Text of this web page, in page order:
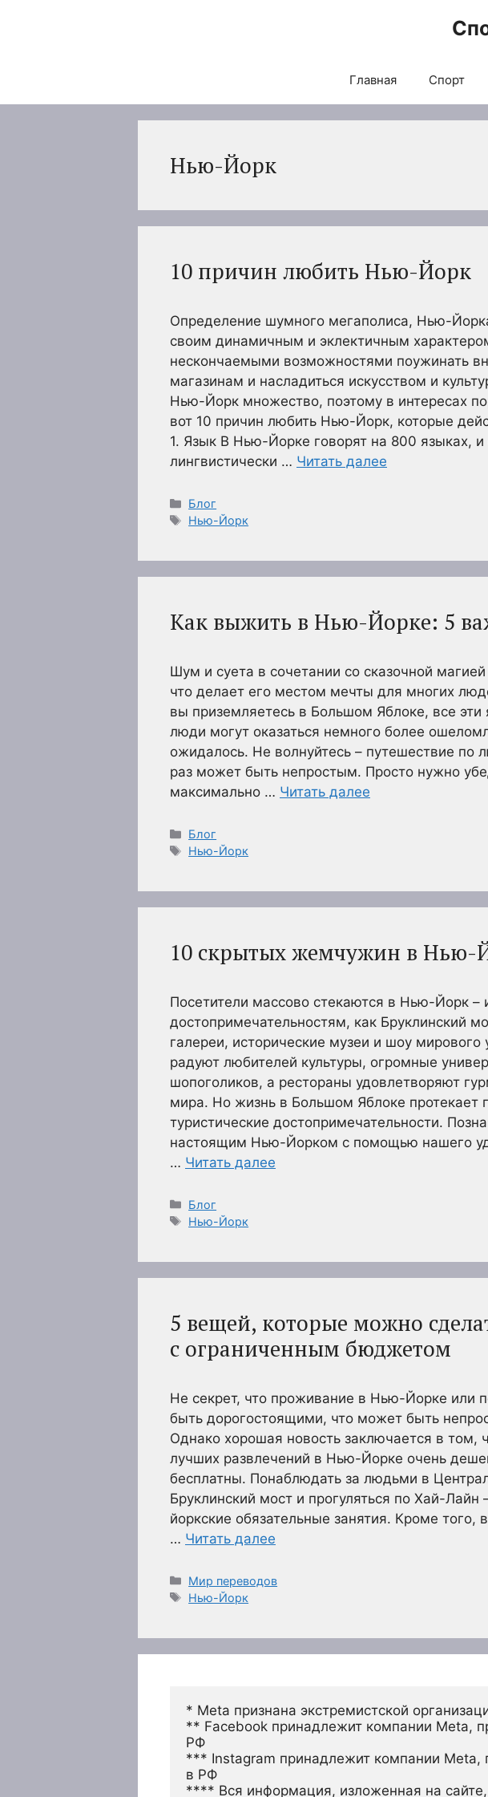
Главная Спорт
Нью-Йорк
10 причин любить Нью-Йорк
Определение шумного мегаполиса, Нью-
своим динамичным и эклектичным
нескончаемыми возможностями поужинать
магазинам и насладиться искусством и
Нью-Йорк множество, поэтому в интересах
вот 10 причин любить Нью-Йорк, которые
1. Язык В Нью-Йорке говорят на 800 языках,
лингвистически … Читать далее
Рубрики
Блог
Метки
Нью-Йорк
Как выжить в Нью-Йорке: 5
Шум и суета в сочетании со сказочной
что делает его местом мечты для многих
вы приземляетесь в Большом Яблоке, все эти
люди могут оказаться немного более
ожидалось. Не волнуйтесь – путешествие по
раз может быть непростым. Просто нужно
максимально … Читать далее
Рубрики
Блог
Метки
Нью-Йорк
10 скрытых жемчужин в Нью-
Посетители массово стекаются в Нью-Йорк –
достопримечательностям, как Бруклинский
галереи, исторические музеи и шоу мирового
радуют любителей культуры, огромные
шопоголиков, а рестораны удовлетворяют
мира. Но жизнь в Большом Яблоке протекает
туристические достопримечательности.
настоящим Нью-Йорком с помощью нашего
… Читать далее
Рубрики
Блог
Метки
Нью-Йорк
5 вещей, которые можно
с ограниченным бюджетом
Не секрет, что проживание в Нью-Йорке или
быть дорогостоящими, что может быть
Однако хорошая новость заключается в том,
лучших развлечений в Нью-Йорке очень
бесплатны. Понаблюдать за людьми в
Бруклинский мост и прогуляться по Хай-
йоркские обязательные занятия. Кроме того,
… Читать далее
Рубрики
Мир переводов
Метки
Нью-Йорк
* Meta признана экстремистской
** Facebook принадлежит компании Meta,
РФ
*** Instagram принадлежит компании Meta,
в РФ
**** Вся информация, изложенная на сайте,